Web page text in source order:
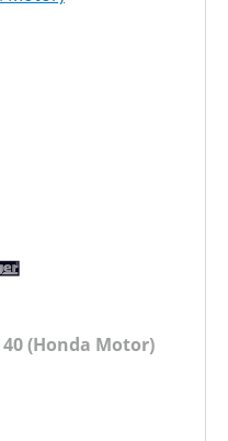
(Honda Motor)